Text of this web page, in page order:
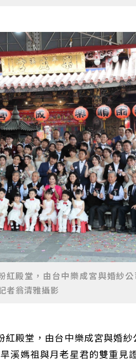
殿堂，由台中樂成宮與婚紗
者翁清雅攝影
殿堂，由台中樂成宮與婚
溪媽祖與月老星君的雙重見